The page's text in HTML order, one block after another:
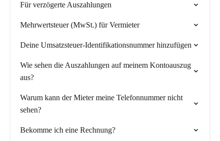
Für verzögerte Auszahlungen
Mehrwertsteuer (MwSt.) für Vermieter
Deine Umsatzsteuer-Identifikationsnummer hinzufügen
Wie sehen die Auszahlungen auf meinem Kontoauszug
aus?
Warum kann der Mieter meine Telefonnummer nicht
sehen?
Bekomme ich eine Rechnung?